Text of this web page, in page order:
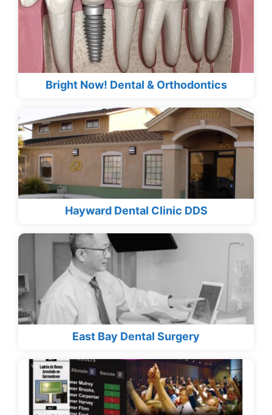
Bright Now! Dental & Orthodontics
Hayward Dental Clinic DDS
East Bay Dental Surgery